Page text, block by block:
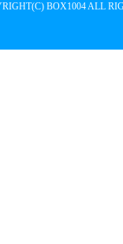
BOX1004 ALL